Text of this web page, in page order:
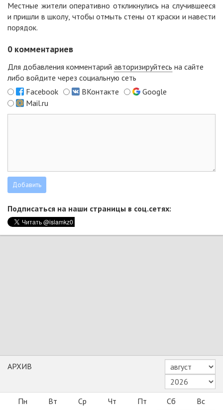
Местные жители оперативно откликнулись на случившееся
и пришли в школу, чтобы отмыть стены от краски и навести
порядок.
0 комментариев
Для добавления комментарий авторизируйтесь на сайте
либо войдите через социальную сеть
Facebook
ВКонтакте
Google
Mail.ru
Подписаться на наши страницы в соц.сетях:
АРХИВ
Пн Вт Ср Чт Пт Сб
Вс